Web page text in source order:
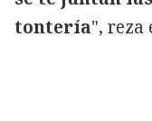
tontería", reza